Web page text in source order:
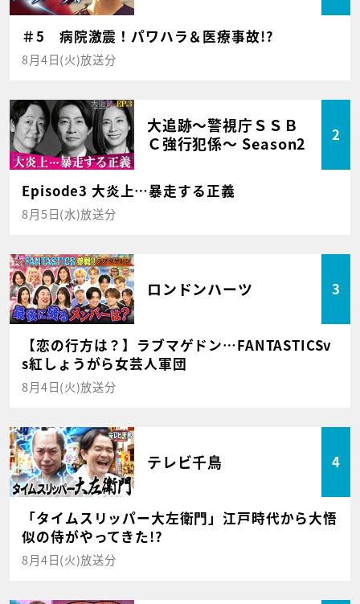
＃5 病院激震！パワハラ＆医療事故!?
8月4日(火)放送分
大追跡～警視庁ＳＳＢ
Ｃ強行犯係～ Season2
2
Episode3 大炎上…暴走する正義
8月5日(水)放送分
ロンドンハーツ 3
【恋の行方は？】ラブマゲドン…FANTASTICSv
s紅しょうがら女芸人軍団
8月4日(火)放送分
テレビ千鳥 4
「タイムスリッパー大左衛門」江戸時代から大悟
似の侍がやってきた!?
8月4日(火)放送分